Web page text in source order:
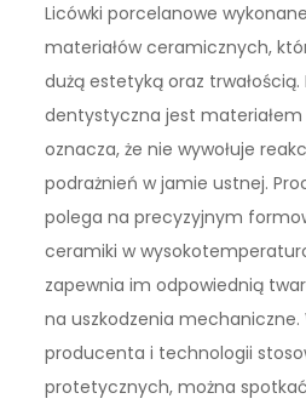
Licówki porcelanowe
materiałów ceramicznych,
dużą estetyką oraz trwałością.
dentystyczna jest
oznacza, że nie wywołuje
podrażnień w jamie ustnej.
polega na precyzyjnym
ceramiki w
zapewnia im odpowiednią
na uszkodzenia mechaniczne.
producenta i technologii
protetycznych, można